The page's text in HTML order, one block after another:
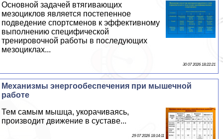
Основной задачей втягивающих
мезоциклов является постепенное
подведение спортсменов к эффективному
выполнению специфической
тренировочной работы в последующих
мезоциклах...
30 07 2026 18:22:21
Механизмы энергообеспечения при мышечной
работе
Тем самым мышца, укорачиваясь,
производит движение в суставе...
29 07 2026 18:14:11